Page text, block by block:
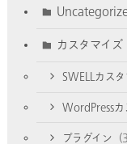
カスタマイズ
SWELLカスタ
WordPressカ
プラグイン